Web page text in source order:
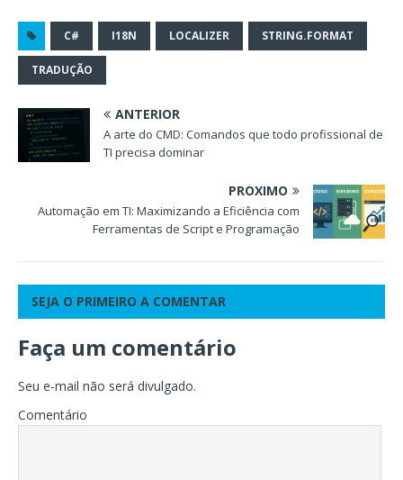
C# I18N LOCALIZER STRING.FORMAT
TRADUÇÃO
ANTERIOR
A arte do CMD: Comandos que todo profissional de
TI precisa dominar
PRÓXIMO
Automação em TI: Maximizando a Eficiência com
Ferramentas de Script e Programação
SEJA O PRIMEIRO A COMENTAR
Faça um comentário
Seu e-mail não será divulgado.
Comentário